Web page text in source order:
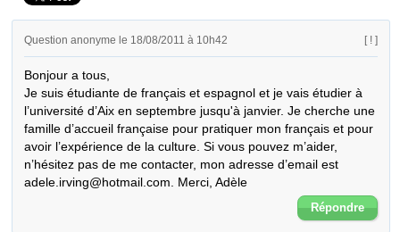
Question anonyme le 18/08/2011 à 10h42 [ ! ]
Bonjour a tous,
Je suis étudiante de français et espagnol et je vais étudier à
l’université d’Aix en septembre jusqu'à janvier. Je cherche une
famille d’accueil française pour pratiquer mon français et pour
avoir l’expérience de la culture. Si vous pouvez m’aider,
n’hésitez pas de me contacter, mon adresse d’email est
adele.irving@hotmail.com. Merci, Adèle
Répondre